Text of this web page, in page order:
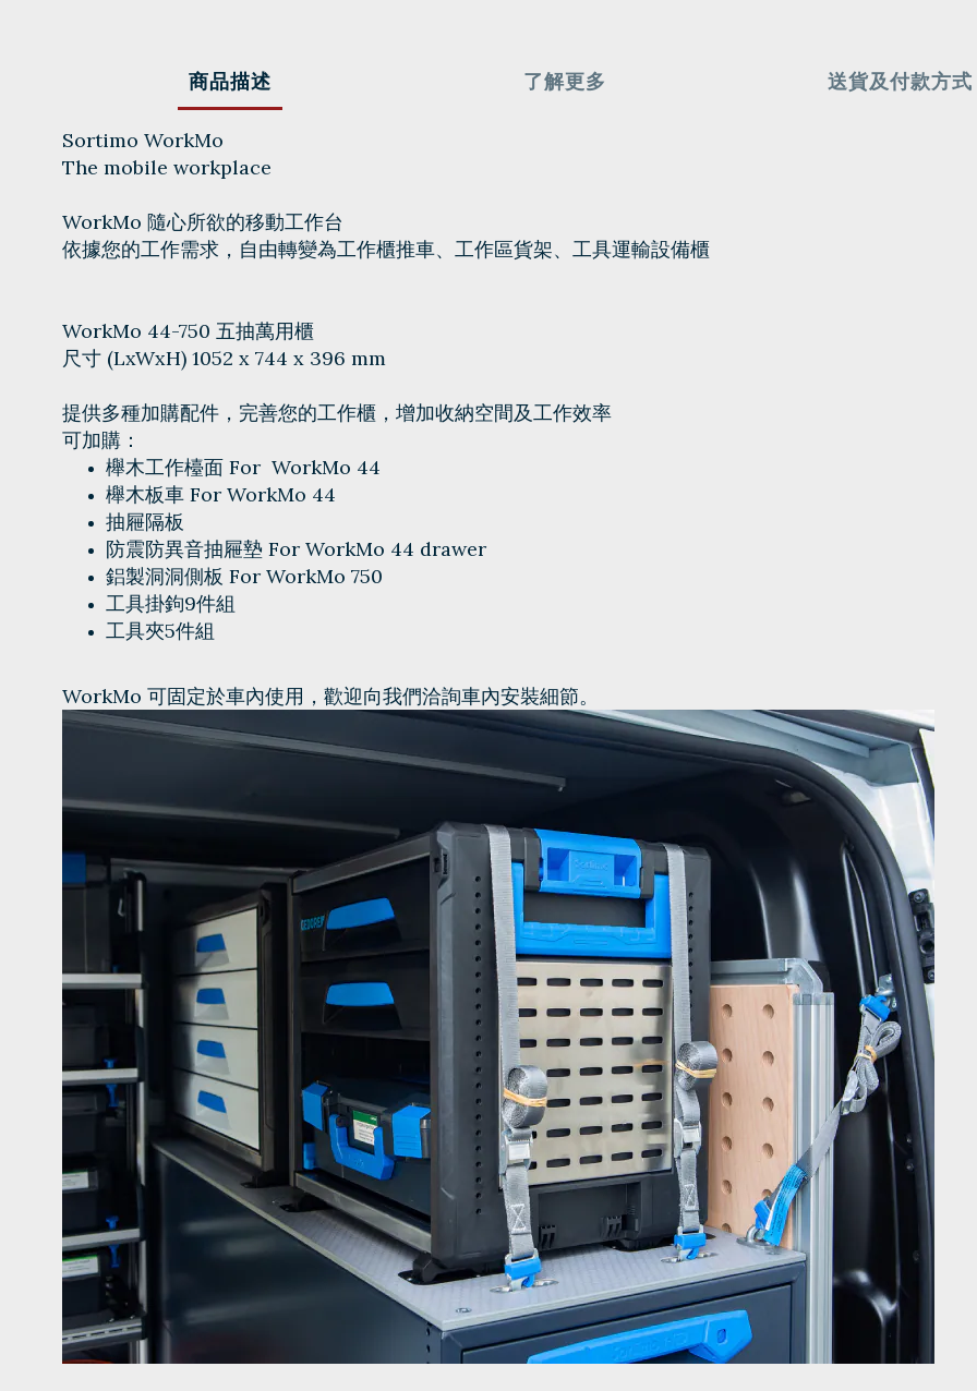
商品描述 了解更多 送貨及付款方式
Sortimo WorkMo
The mobile workplace
WorkMo 隨心所欲的移動工作台
依據您的工作需求，自由轉變為工作櫃推車、 工作區貨架、工具運輸設備櫃
WorkMo 44-750 五抽萬用櫃
尺寸 (LxWxH) 1052 x 744 x 396 mm
提供多種加購配件，完善您的工作櫃，增加收納空間及工作效率
可加購：
櫸木工作檯面 For WorkMo 44
櫸木板車 For WorkMo 44
抽屜隔板
防震防異音抽屜墊 For WorkMo 44 drawer
鋁製洞洞側板 For WorkMo 750
工具掛鉤9件組
工具夾5件組
WorkMo 可固定於車內使用，歡迎向我們洽詢車內安裝細節。